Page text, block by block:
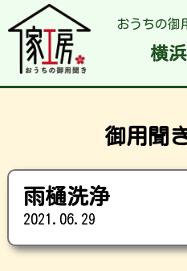
おうちの御
横
御用聞
雨樋洗浄
2021.06.29